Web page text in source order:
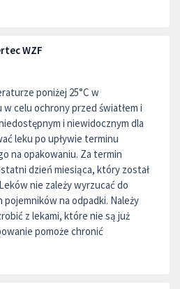
WZF
poniżej 25°C w
celu ochrony przed światłem i
i niewidocznym dla
leku po upływie terminu
na opakowaniu. Za termin
dzień miesiąca, który został
nie zależy wyrzucać do
pojemników na odpadki. Należy
z lekami, które nie są już
pomoże chronić